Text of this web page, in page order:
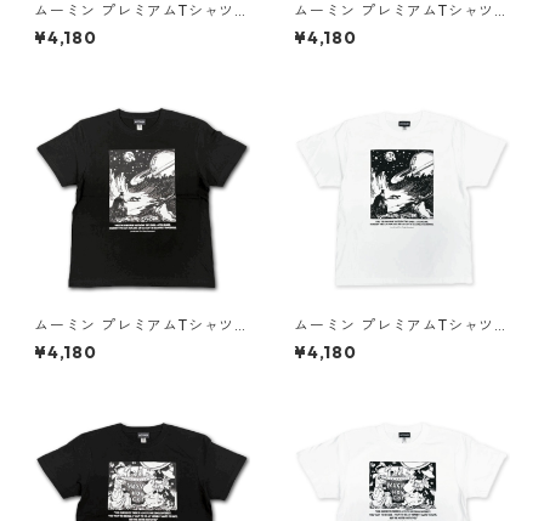
ムーミン プレミアムTシャツ
彗星 ブラック ムーミントロー
ル 80th 小説TEE MOOMIN グ
¥4,180
ムーミン プレミアムTシャツ
彗星 ホワイト ムーミントロー
ル 80th 小説TEE MOOMIN グ
¥4,180
ムーミン プレミアムTシャツ
たのしい ブラック 飛行おに 8
0th 小説TEE MOOMIN グッズ
¥4,180
ムーミン プレミアムTシャツ
たのしい ホワイト 飛行おに 8
0th 小説TEE MOOMIN グッズ
¥4,180